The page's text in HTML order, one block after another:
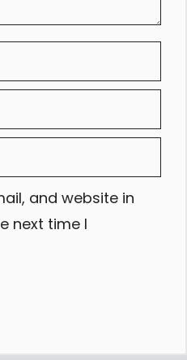
and website in
next time I